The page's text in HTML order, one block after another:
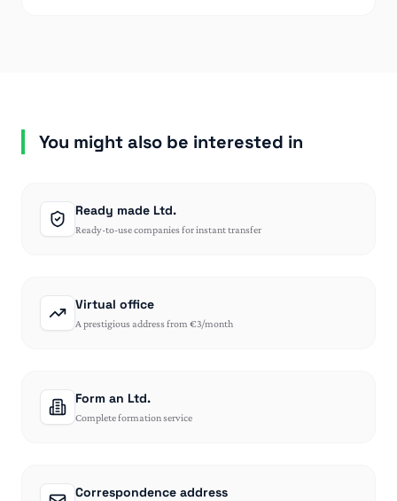
You might also be interested in
Ready made Ltd.
Ready-to-use companies for instant transfer
Virtual office
A prestigious address from €3/month
Form an Ltd.
Complete formation service
Correspondence address